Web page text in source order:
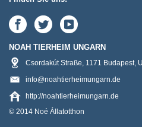
NOAH TIERHEIM UNGARN
Csordakút Straße, 1171 Budapest,
info@noahtierheimungarn.de
http://noahtierheimungarn.de
© 2014 Noé Állatotthon